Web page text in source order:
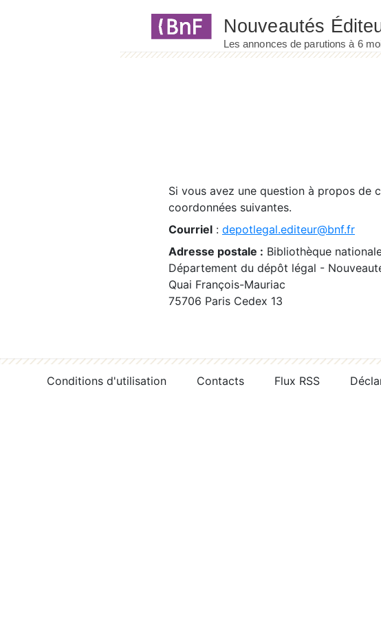
Si vous avez une question à propos de
coordonnées suivantes.
Courriel : depotlegal.editeur@bnf.fr
Adresse postale : Bibliothèque
Département du dépôt légal -
Quai François-Mauriac
75706 Paris Cedex 13
Conditions d'utilisation Contacts Flux RSS